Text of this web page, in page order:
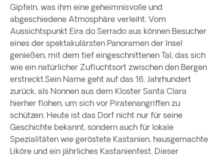
Gipfeln, was ihm eine geheimnisvolle und
abgeschiedene Atmosphäre verleiht. Vom
Aussichtspunkt Eira do Serrado aus können Besucher
eines der spektakulärsten Panoramen der Insel
genießen, mit dem tief eingeschnittenen Tal, das sich
wie ein natürlicher Zufluchtsort zwischen den Bergen
erstreckt.Sein Name geht auf das 16. Jahrhundert
zurück, als Nonnen aus dem Kloster Santa Clara
hierher flohen, um sich vor Piratenangriffen zu
schützen. Heute ist das Dorf nicht nur für seine
Geschichte bekannt, sondern auch für lokale
Spezialitäten wie geröstete Kastanien, hausgemachte
Liköre und ein jährliches Kastanienfest. Dieser